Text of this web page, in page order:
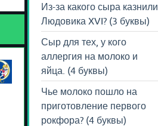
Из-за какого сыра казнили
Людовика XVI? (3 буквы)
Сыр для тех, у кого
аллергия на молоко и
яйца. (4 буквы)
Чье молоко пошло на
приготовление первого
рокфора? (4 буквы)